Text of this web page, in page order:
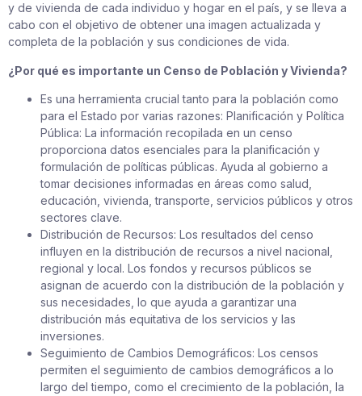
y de vivienda de cada individuo y hogar en el país, y se lleva a
cabo con el objetivo de obtener una imagen actualizada y
completa de la población y sus condiciones de vida.
¿Por qué es importante un Censo de Población y Vivienda?
Es una herramienta crucial tanto para la población como
para el Estado por varias razones: Planificación y Política
Pública: La información recopilada en un censo
proporciona datos esenciales para la planificación y
formulación de políticas públicas. Ayuda al gobierno a
tomar decisiones informadas en áreas como salud,
educación, vivienda, transporte, servicios públicos y otros
sectores clave.
Distribución de Recursos: Los resultados del censo
influyen en la distribución de recursos a nivel nacional,
regional y local. Los fondos y recursos públicos se
asignan de acuerdo con la distribución de la población y
sus necesidades, lo que ayuda a garantizar una
distribución más equitativa de los servicios y las
inversiones.
Seguimiento de Cambios Demográficos: Los censos
permiten el seguimiento de cambios demográficos a lo
largo del tiempo, como el crecimiento de la población, la